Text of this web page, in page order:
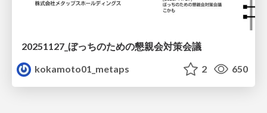
20251127_ぼっちのための懇親会対策会議
kokamoto01_metaps
2 650